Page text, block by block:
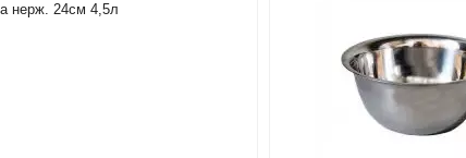
Миска нерж. 24см 4,5л